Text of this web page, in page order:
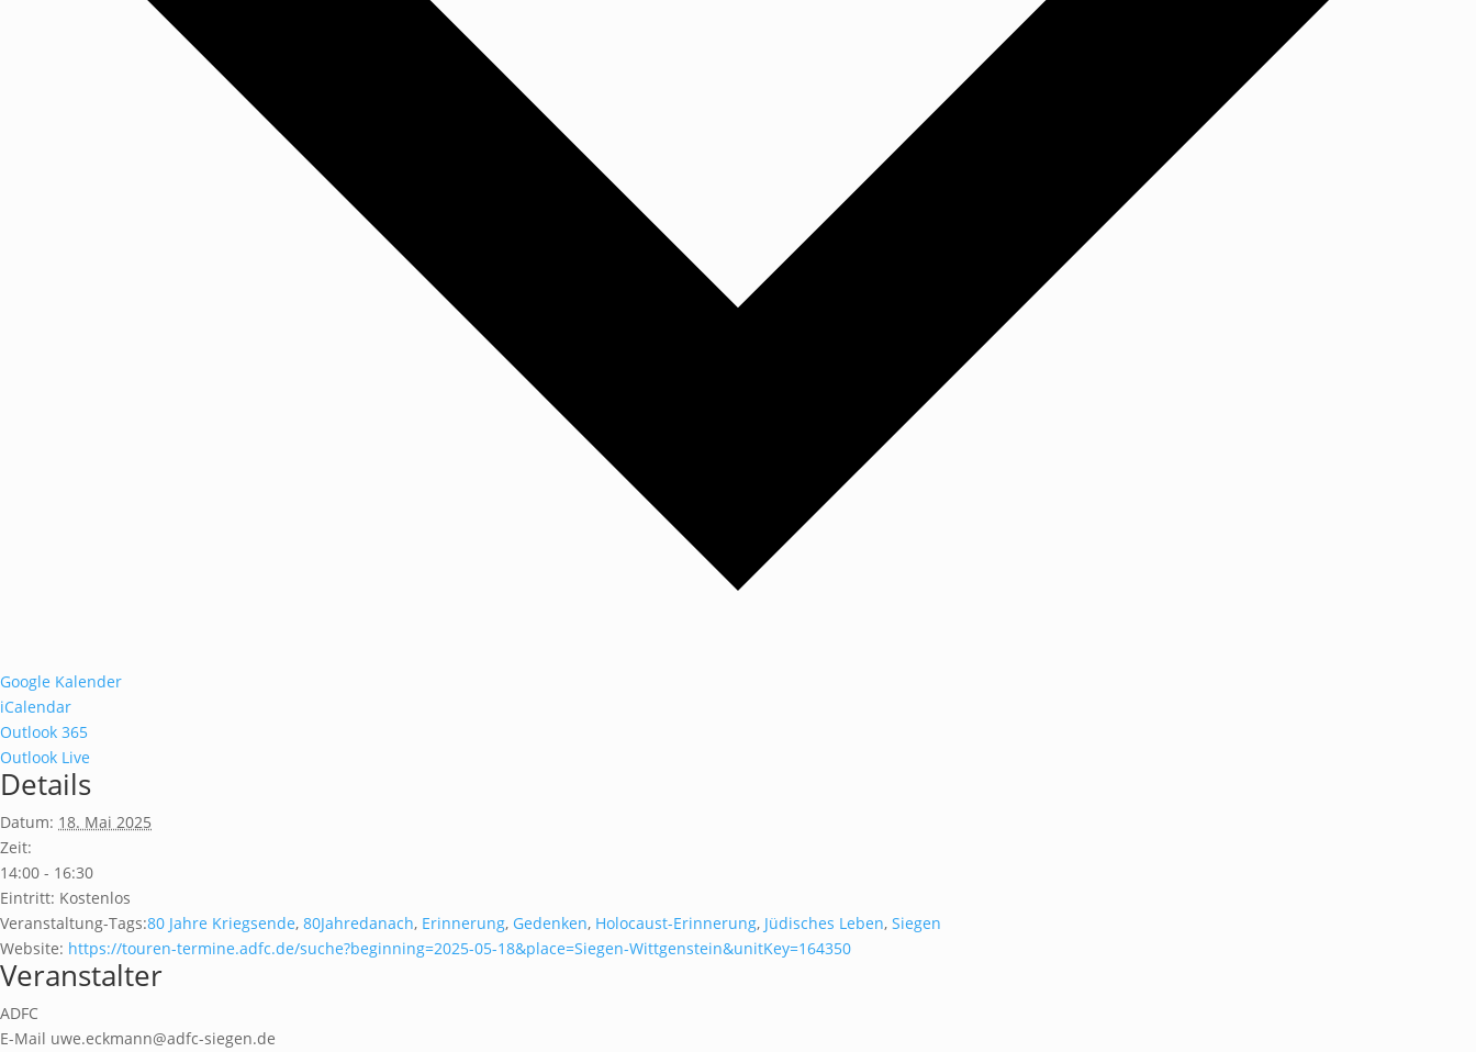
Google Kalender
iCalendar
Outlook 365
Outlook Live
Details
Datum: 18. Mai 2025
Zeit:
14:00 - 16:30
Eintritt: Kostenlos
Veranstaltung-Tags:80 Jahre Kriegsende, 80Jahredanach, Erinnerung, Gedenken, Holocaust-Erinnerung, Jüdisches Leben, Siegen
Website: https://touren-termine.adfc.de/suche?beginning=2025-05-18&place=Siegen-Wittgenstein&unitKey=164350
Veranstalter
ADFC
E-Mail uwe.eckmann@adfc-siegen.de